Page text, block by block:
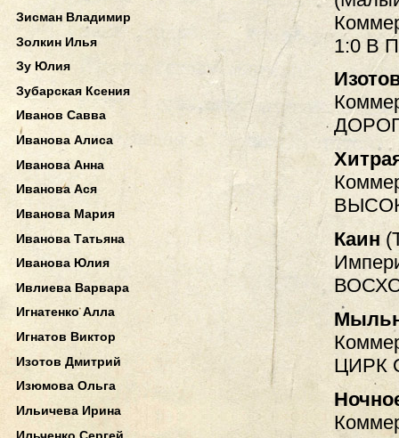
1:0 В
Каин
ЦИРК
Зисман Владимир
Золкин Илья
Зу Юлия
Зубарская Ксения
Иванов Савва
Иванова Алиса
Иванова Анна
Иванова Ася
Иванова Мария
Иванова Татьяна
Иванова Юлия
Ивлиева Варвара
Игнатенко Алла
Игнатов Виктор
Изотов Дмитрий
Изюмова Ольга
Ильичева Ирина
Ильченко Сергей